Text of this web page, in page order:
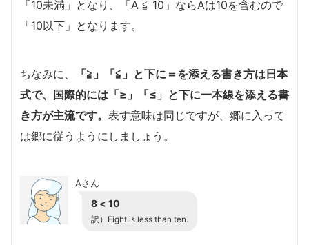
「10未満」となり、「A ≦ 10」ならAは10を含むので
「10以下」となります。
ちなみに、
「≧」「≦」と下に＝を添える書き方は日本
式で、国際的には「≥」「≤」と下に一本線を添える書
き方が主流です。 表す意味は同じですが、郷に入って
は郷に従うようにしましょう。
Aさん
8 < 10
訳）Eight is less than ten.